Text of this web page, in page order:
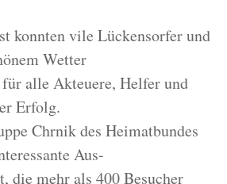
konnten vile Lückensorfer und
Wetter
für alle Akteuere, Helfer und
Erfolg.
Chrnik des Heimatbundes
Aus-
die mehr als 400 Besucher